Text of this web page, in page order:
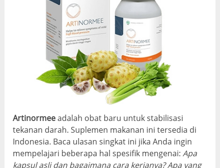
Artinormeeadalah obat baru untuk stabilisasi
tekanan darah. Suplemen makanan ini tersedia di
Indonesia. Baca ulasan singkat ini jika Anda ingin
mempelajari beberapa hal spesifik mengenai:Apa
kapsul asli dan bagaimana cara kerjanya? Apa yang